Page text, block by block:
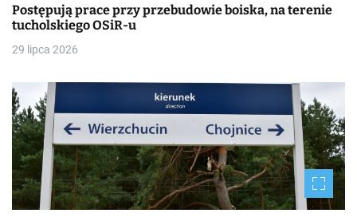
Postępują prace przy przebudowie boiska, na terenie
tucholskiego OSiR-u
29 lipca 2026